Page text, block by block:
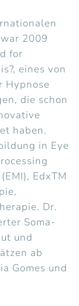
2009
for
eines von
Hypnose
die schon
haben.
in Eye
EdxTM
Dr.
Soma-
und
ab
Gomes und